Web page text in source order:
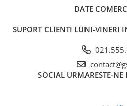
DATE
SUPORT CLIENTI LUNI-VINERI
SOCIAL URMARESTE-